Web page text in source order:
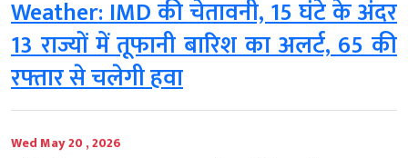
Weather: IMD की चेतावनी, 15 घंटे के अंदर
13 राज्यों में तूफानी बारिश का अलर्ट, 65 की
रफ्तार से चलेगी हवा
Wed May 20 , 2026